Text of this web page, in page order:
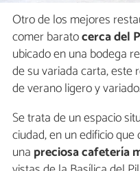
Otro de los mejores
comer baratocerca del
ubicado en una bodega
de su variada carta, este
de verano ligero y variado.
Se trata de un espacio
ciudad, en un edificio
una preciosa cafetería